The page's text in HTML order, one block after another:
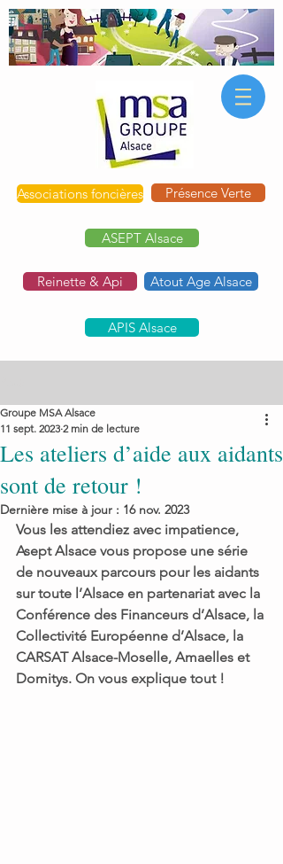
Associations foncières Présence Verte
ASEPT Alsace
Reinette & Api Atout Age Alsace
APIS Alsace
Les ateliers d’aide aux aidants
sont de retour !
Groupe MSA Alsace
11 sept. 2023 2 min de lecture
Dernière mise à jour : 16 nov. 2023
Vous les attendiez avec impatience,
Asept Alsace vous propose une série
de nouveaux parcours pour les aidants
sur toute l’Alsace en partenariat avec la
Conférence des Financeurs d’Alsace, la
Collectivité Européenne d’Alsace, la
CARSAT Alsace-Moselle, Amaelles et
Domitys. On vous explique tout !